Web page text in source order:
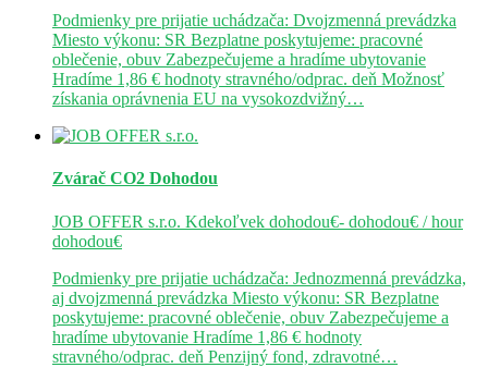
Podmienky pre prijatie uchádzača: Dvojzmenná prevádzka
Miesto výkonu: SR Bezplatne poskytujeme: pracovné
oblečenie, obuv Zabezpečujeme a hradíme ubytovanie
Hradíme 1,86 € hodnoty stravného/odprac. deň Možnosť
získania oprávnenia EU na vysokozdvižný…
Zvárač CO2 Dohodou
JOB OFFER s.r.o. Kdekoľvek dohodou€- dohodou€ / hour
dohodou€
Podmienky pre prijatie uchádzača: Jednozmenná prevádzka,
aj dvojzmenná prevádzka Miesto výkonu: SR Bezplatne
poskytujeme: pracovné oblečenie, obuv Zabezpečujeme a
hradíme ubytovanie Hradíme 1,86 € hodnoty
stravného/odprac. deň Penzijný fond, zdravotné…